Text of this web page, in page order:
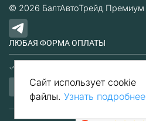
© 2026 БалтАвтоТрейд Премиум
ЛЮБАЯ ФОРМА ОПЛАТЫ
Сайт использует cookie
файлы. Узнать подробнее